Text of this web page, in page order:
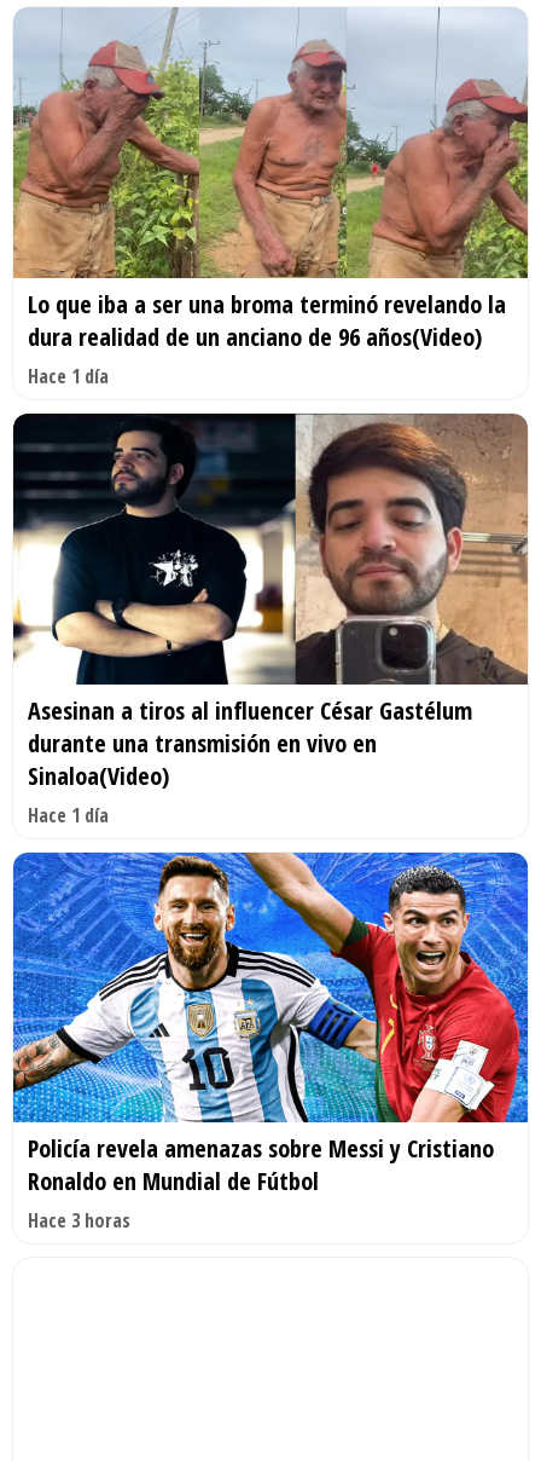
Lo que iba a ser una broma terminó revelando la
dura realidad de un anciano de 96 años(Video)
Hace 1 día
Asesinan a tiros al influencer César Gastélum
durante una transmisión en vivo en
Sinaloa(Video)
Hace 1 día
Policía revela amenazas sobre Messi y Cristiano
Ronaldo en Mundial de Fútbol
Hace 3 horas